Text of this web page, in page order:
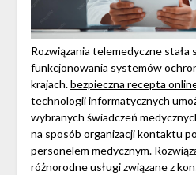
Rozwiązania telemedyczne stała
funkcjonowania systemów
krajach.bezpieczna recepta
technologii informatycznych
wybranych świadczeń
na sposób organizacji kontaktu
personelem medycznym.
różnorodne usługi związane z